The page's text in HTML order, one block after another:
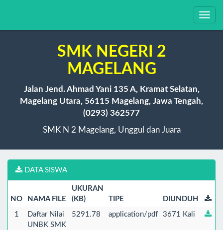
SMK NEGERI 2
MAGELANG
Jalan Jend. Ahmad Yani 135 A, Kramat Selatan,
Magelang Utara, 56115 Magelang, Jawa Tengah,
(0293) 362577
SMK N 2 Magelang, Unggul dan Juara
DATA SISWA
NO NAMA FILE
UKURAN
(KB)
TIPE DIUNDUH
1
Daftar Nilai
UNBK SMK
5291.78 application/pdf 3671 Kali